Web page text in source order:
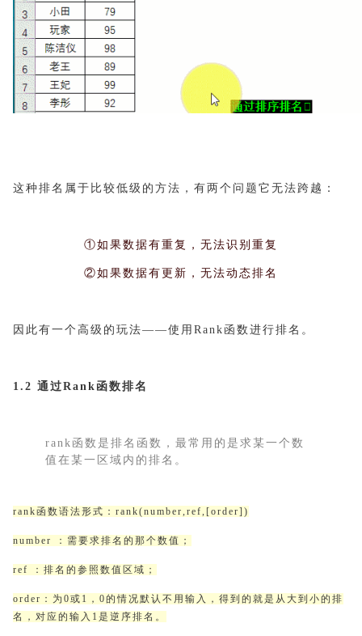
这种排名属于比较低级的方法，有两个问题它无法跨越：
①如果数据有重复，无法识别重复
②如果数据有更新，无法动态排名
因此有一个高级的玩法——使用Rank函数进行排名。
1.2 通过Rank函数排名
rank函数是排名函数，最常用的是求某一个数
值在某一区域内的排名。
rank函数语法形式：rank(number,ref,[order])
number ：需要求排名的那个数值；
ref ：排名的参照数值区域；
order：为0或1，0的情况默认不用输入，得到的就是从大到小的排
名，对应的输入1是逆序排名。